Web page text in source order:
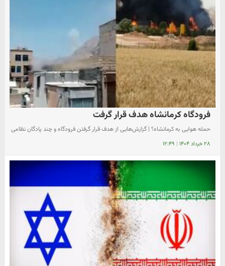
فرودگاه کرمانشاه هدف قرار گرفت
حمله هوایی به کرمانشاه؟ | گزارش‌هایی از هدف قرار گرفتن فرودگاه و چند پادگان نظامی
۲۸ خرداد ۱۴۰۴ | ۱۲:۴۹